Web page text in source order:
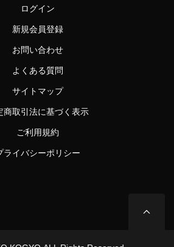
ログイン
新規会員登録
お問い合わせ
よくある質問
サイトマップ
商取引法に基づく表示
ご利用規約
ライバシーポリシー